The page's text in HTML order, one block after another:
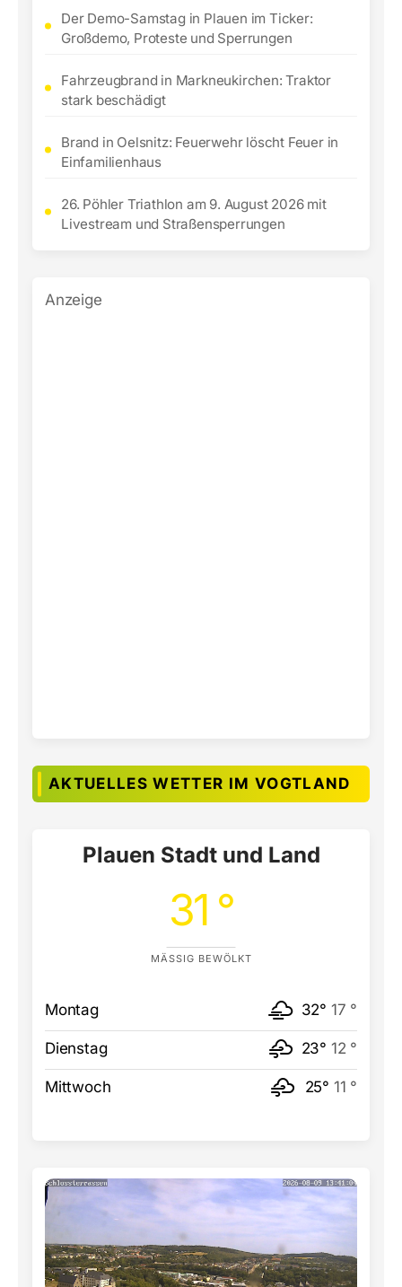
Der Demo-Samstag in Plauen im Ticker:
Großdemo, Proteste und Sperrungen
Fahrzeugbrand in Markneukirchen: Traktor
stark beschädigt
Brand in Oelsnitz: Feuerwehr löscht Feuer in
Einfamilienhaus
26. Pöhler Triathlon am 9. August 2026 mit
Livestream und Straßensperrungen
Anzeige
AKTUELLES WETTER IM VOGTLAND
Plauen Stadt und Land
31 °
MÄSSIG BEWÖLKT
Montag 32° 17 °
Dienstag 23° 12 °
Mittwoch 25° 11 °